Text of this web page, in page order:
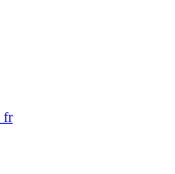
fr